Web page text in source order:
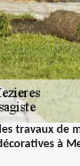
travaux de
à